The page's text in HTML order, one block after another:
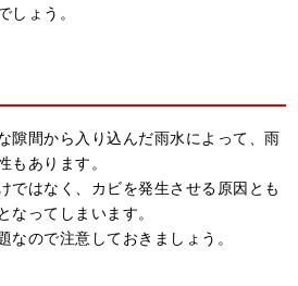
しょう。
隙間から入り込んだ雨水によって、雨
あります。
ではなく、カビを発生させる原因とも
ってしまいます。
ので注意しておきましょう。